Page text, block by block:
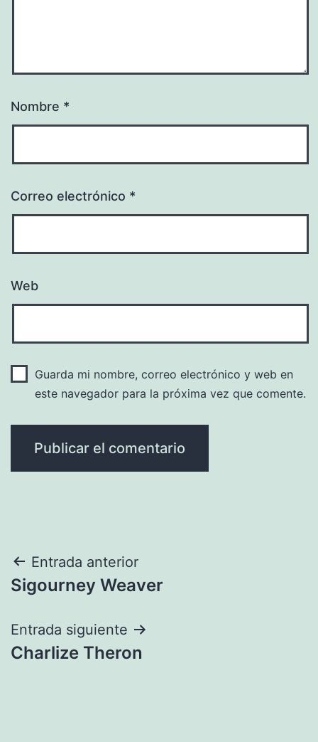
Nombre *
Correo electrónico *
Web
Guarda mi nombre, correo electrónico y web en
este navegador para la próxima vez que comente.
Navegación
de
entradas
Entrada anterior
Sigourney Weaver
Entrada siguiente
Charlize Theron